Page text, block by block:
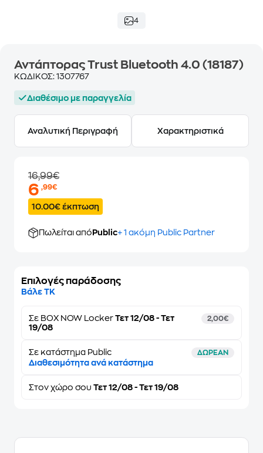
4
Αντάπτορας Trust Bluetooth 4.0 (18187)
ΚΩΔΙΚΟΣ: 1307767
Διαθέσιμο με παραγγελία
Αναλυτική Περιγραφή Χαρακτηριστικά
16,99€
6,99€
10.00€ έκπτωση
Πωλείται από Public+ 1 ακόμη Public Partner
Επιλογές παράδοσης
Βάλε ΤΚ
Σε BOX NOW Locker Τετ 12/08 - Τετ
19/08
2,00€
Σε κατάστημα Public ΔΩΡΕΑΝ
Διαθεσιμότητα ανά κατάστημα
Στον χώρο σου Τετ 12/08 - Τετ 19/08